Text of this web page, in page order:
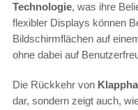
Technologie, was ihre
flexibler Displays können
Bildschirmflächen auf
ohne dabei auf
Die Rückkehr von
dar, sondern zeigt auch,